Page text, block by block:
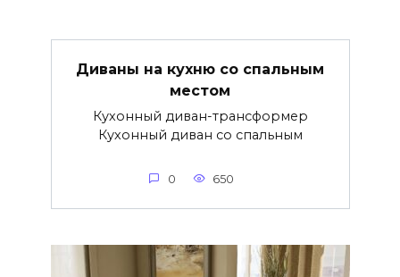
Диваны на кухню со спальным
местом
Кухонный диван-трансформер
Кухонный диван со спальным
0 650